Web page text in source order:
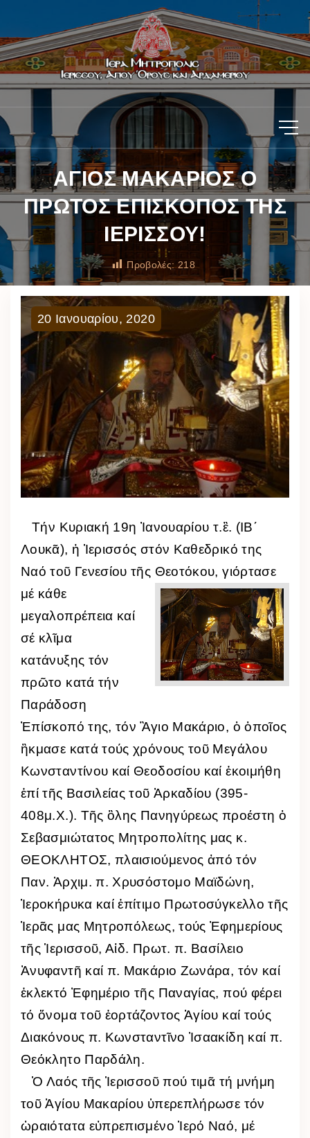
ΑΓΙΟΣ ΜΑΚΑΡΙΟΣ Ο
ΠΡΩΤΟΣ ΕΠΙΣΚΟΠΟΣ ΤΗΣ
ΙΕΡΙΣΣΟΥ!
Προβολές: 218
20 Ιανουαρίου, 2020
Τήν Κυριακή 19η Ἰανουαρίου τ.ἒ. (ΙΒ΄
Λουκᾶ), ἡ Ἱερισσός στόν Καθεδρικό της
Ναό τοῦ Γενεσίου τῆς Θεοτόκου, γιόρτασε
μέ κάθε
μεγαλοπρέπεια καί
σέ κλῖμα
κατάνυξης τόν
πρῶτο κατά τήν
Παράδοση
Ἐπίσκοπό της, τόν Ἃγιο Μακάριο, ὁ ὁποῖος
ἢκμασε κατά τούς χρόνους τοῦ Μεγάλου
Κωνσταντίνου καί Θεοδοσίου καί ἐκοιμήθη
ἐπί τῆς Βασιλείας τοῦ Ἀρκαδίου (395-
408μ.Χ.). Τῆς ὃλης Πανηγύρεως προέστη ὁ
Σεβασμιώτατος Μητροπολίτης μας κ.
ΘΕΟΚΛΗΤΟΣ, πλαισιούμενος ἀπό τόν
Παν. Ἀρχιμ. π. Χρυσόστομο Μαϊδώνη,
Ἱεροκήρυκα καί ἐπίτιμο Πρωτοσύγκελλο τῆς
Ἱερᾶς μας Μητροπόλεως, τούς Ἐφημερίους
τῆς Ἱερισσοῦ, Αἰδ. Πρωτ. π. Βασίλειο
Ἀνυφαντῆ καί π. Μακάριο Ζωνάρα, τόν καί
ἐκλεκτό Ἐφημέριο τῆς Παναγίας, πού φέρει
τό ὄνομα τοῦ ἑορτάζοντος Ἁγίου καί τούς
Διακόνους π. Κωνσταντῖνο Ἰσαακίδη καί π.
Θεόκλητο Παρδάλη.
Ὁ Λαός τῆς Ἱερισσοῦ πού τιμᾶ τή μνήμη
τοῦ Ἁγίου Μακαρίου ὑπερεπλήρωσε τόν
ὡραιότατα εὐπρεπισμένο Ἱερό Ναό, μέ